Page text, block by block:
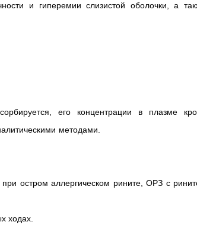
и гиперемии слизистой оболочки, а
его концентрации в плазме
методами.
остром аллергическом рините, ОРЗ с
ходах.